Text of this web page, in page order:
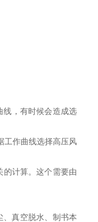
线，有时候会造成选
工作曲线选择高压风
的计算。这个需要由
、真空脱水、制书本